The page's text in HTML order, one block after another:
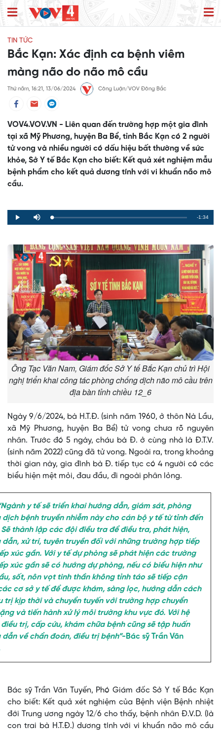
TIN TỨC
Bắc Kạn: Xác định ca bệnh viêm
màng não do não mô cầu
Thứ năm, 16:21, 13/06/2024 Công Luận/VOV Đông Bắc
VOV4.VOV.VN - Liên quan đến trường hợp một gia đình
tại xã Mỹ Phương, huyện Ba Bể, tỉnh Bắc Kạn có 2 người
tử vong và nhiều người có dấu hiệu bất thường về sức
khỏe, Sở Y tế Bắc Kạn cho biết: Kết quả xét nghiệm mẫu
bệnh phẩm cho kết quả dương tính với vi khuẩn não mô
cầu.
Play Mute Loaded:
0%
Progress:
0%
Remaining
-1:34
Ông Tạc Văn Nam, Giám đốc Sở Y tế Bắc Kạn chủ trì Hội
nghị triển khai công tác phòng chống dịch não mô cầu trên
địa bàn tỉnh chiều 12_6
Ngày 9/6/2024, bà H.T.Đ. (sinh năm 1960, ở thôn Nà Lầu,
xã Mỹ Phương, huyện Ba Bể) tử vong chưa rõ nguyên
nhân. Trước đó 5 ngày, cháu bà Đ. ở cùng nhà là Đ.T.V.
(sinh năm 2022) cũng đã tử vong. Ngoài ra, trong khoảng
thời gian này, gia đình bà Đ. tiếp tục có 4 người có các
biểu hiện mệt mỏi, đau đầu, đi ngoài phân lỏng.
y tế sẽ triển khai hướng dẫn, giám sát, phòng
dịch bệnh truyền nhiễm này cho cán bộ y tế từ tỉnh đến
thành lập các đội điều tra để điều tra, phát hiện,
dẫn, xử trí, tuyên truyền đối với những trường hợp tiếp
xúc gần. Với y tế dự phòng sẽ phát hiện các trường
xúc gần sẽ có hướng dự phòng, nếu có biểu hiện như
sốt, nôn vọt tinh thần không tỉnh táo sẽ tiếp cận
cơ sở y tế để được khám, sàng lọc, hướng dẫn cách
trị kịp thời và chuyển tuyến với trường hợp chuyển
và tiến hành xử lý môi trường khu vực đó. Với hệ
trị, cấp cứu, khám chữa bệnh cũng sẽ tập huấn
dẫn về chẩn đoán, điều trị bệnh”-Bác sỹ Trần Văn
Bác sỹ Trần Văn Tuyến, Phó Giám đốc Sở Y tế Bắc Kạn
cho biết: Kết quả xét nghiệm của Bệnh viện Bệnh nhiệt
đới Trung ương ngày 12/6 cho thấy, bệnh nhân Đ.V.D. (là
con trai bà H.T.Đ.) dương tính với vi khuẩn não mô cầu